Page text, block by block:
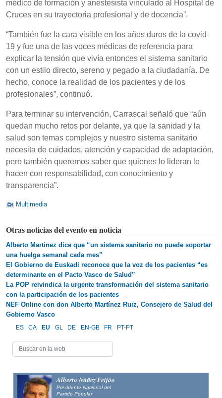
médico de formación y anestesista vinculado al Hospital de
Cruces en su trayectoria profesional y de docencia”.
“También fue la cara visible en los años duros de la covid-
19 y fue una de las voces médicas de referencia para
explicar la tensión que vivía entonces el sistema sanitario
con un estilo directo, sereno y pegado a la ciudadanía. De
hecho, conoce la realidad de los pacientes y de los
profesionales”, continuó.
Para terminar su intervención, Carrascal señaló que “aún
quedan mucho retos por delante, ya que la sanidad y la
salud son temas complejos y nuestro sistema sanitario
necesita de cuidados, atención y capacidad de adaptación,
pero también queremos saber que quienes lo lideran lo
hacen con responsabilidad, con conocimiento y
transparencia”.
Multimedia
Otras noticias del evento en noticia
Alberto Martínez dice que “un sistema sanitario no puede soportar
una huelga semanal cada mes”
El Gobierno de Euskadi reconoce que la voz de los pacientes “es
determinante en el Pacto Vasco de Salud”
La POP reivindica la urgente transformación del sistema sanitario
con la participación de los pacientes
NEF Online con don Alberto Martínez Ruiz, Consejero de Salud del
Gobierno Vasco
ES CA EU GL DE EN-GB FR PT-PT
Alberto Núñez Feijóo
Presidente Nacional del
Partido Popular